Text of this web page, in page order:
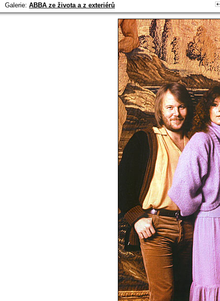
Galerie: ABBA ze života a z exteriérů